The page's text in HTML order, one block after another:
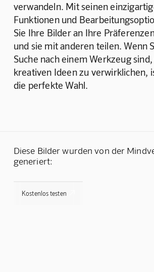
verwandeln. Mit seinen
Funktionen und
Sie Ihre Bilder an Ihre
und sie mit anderen teilen. Wenn
Suche nach einem Werkzeug
kreativen Ideen zu verwirklichen,
die perfekte Wahl.
Diese Bilder wurden von der
generiert:
Kostenlos testen